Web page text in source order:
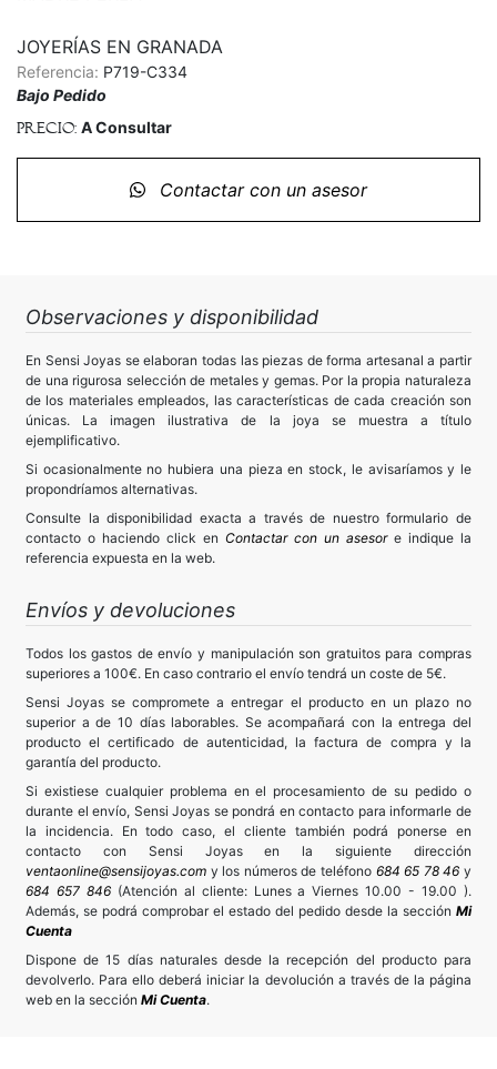
JOYERÍAS EN GRANADA
Referencia: P719-C334
Bajo Pedido
Precio: A Consultar
Contactar con un asesor
Observaciones y disponibilidad
En Sensi Joyas se elaboran todas las piezas de forma artesanal a partir
de una rigurosa selección de metales y gemas. Por la propia naturaleza
de los materiales empleados, las características de cada creación son
únicas. La imagen ilustrativa de la joya se muestra a título
ejemplificativo.
Si ocasionalmente no hubiera una pieza en stock, le avisaríamos y le
propondríamos alternativas.
Consulte la disponibilidad exacta a través de nuestro formulario de
contacto o haciendo click en Contactar con un asesor e indique la
referencia expuesta en la web.
Envíos y devoluciones
Todos los gastos de envío y manipulación son gratuitos para compras
superiores a 100€. En caso contrario el envío tendrá un coste de 5€.
Sensi Joyas se compromete a entregar el producto en un plazo no
superior a de 10 días laborables. Se acompañará con la entrega del
producto el certificado de autenticidad, la factura de compra y la
garantía del producto.
Si existiese cualquier problema en el procesamiento de su pedido o
durante el envío, Sensi Joyas se pondrá en contacto para informarle de
la incidencia. En todo caso, el cliente también podrá ponerse en
contacto con Sensi Joyas en la siguiente dirección
ventaonline@sensijoyas.com y los números de teléfono 684 65 78 46 y
684 657 846(Atención al cliente: Lunes a Viernes 10.00 - 19.00 ).
Además, se podrá comprobar el estado del pedido desde la sección Mi
Cuenta
Dispone de 15 días naturales desde la recepción del producto para
devolverlo. Para ello deberá iniciar la devolución a través de la página
web en la sección Mi Cuenta.